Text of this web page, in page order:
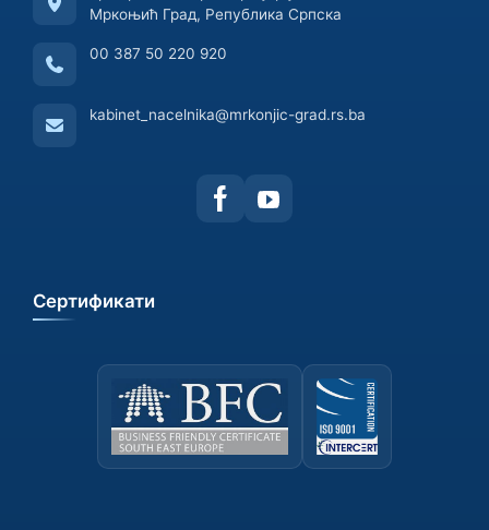
Мркоњић Град, Република Српска
00 387 50 220 920
kabinet_nacelnika@mrkonjic-grad.rs.ba
Сертификати